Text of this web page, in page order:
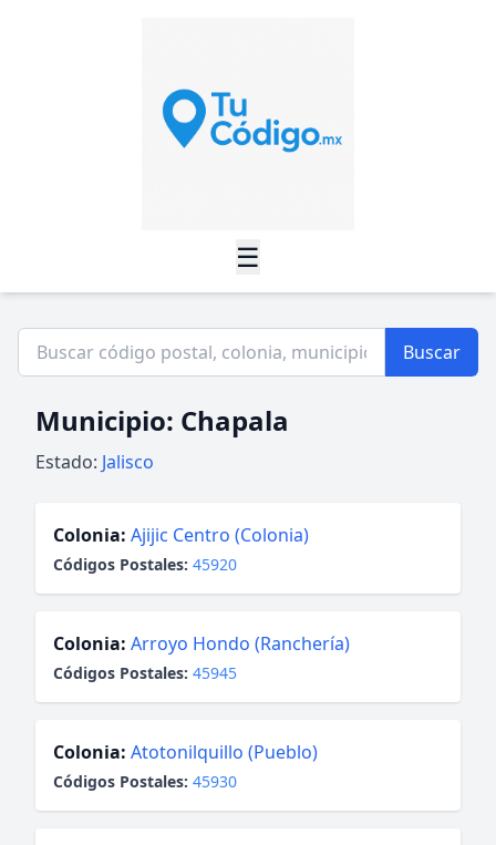
☰
Buscar
Municipio: Chapala
Estado: Jalisco
Colonia: Ajijic Centro (Colonia)
Códigos Postales: 45920
Colonia: Arroyo Hondo (Ranchería)
Códigos Postales: 45945
Colonia: Atotonilquillo (Pueblo)
Códigos Postales: 45930